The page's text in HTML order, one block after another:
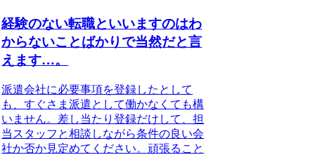
経験のない転職といいますのはわ
からないことばかりで当然だと言
えます…。
派遣会社に必要事項を登録したとして
も、すぐさま派遣として働かなくても構
いません。差し当たり登録だけして、担
当スタッフと相談しながら条件の良い会
社か否か見定めてください。頑張ること